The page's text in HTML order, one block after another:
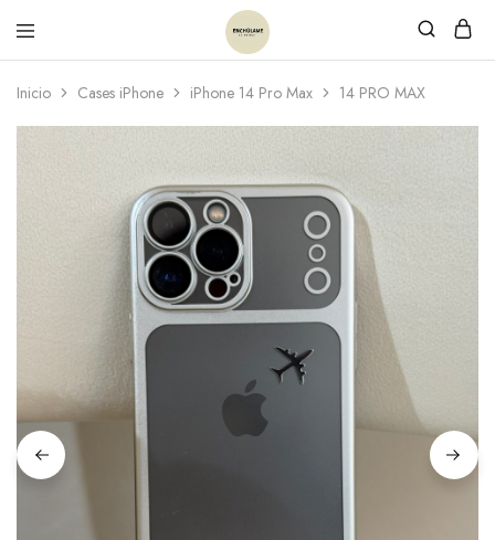
Inicio Cases iPhone iPhone 14 Pro Max 14 PRO MAX